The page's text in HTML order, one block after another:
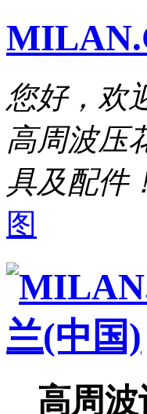
您好，欢
高周波压
具及配件
图
高周